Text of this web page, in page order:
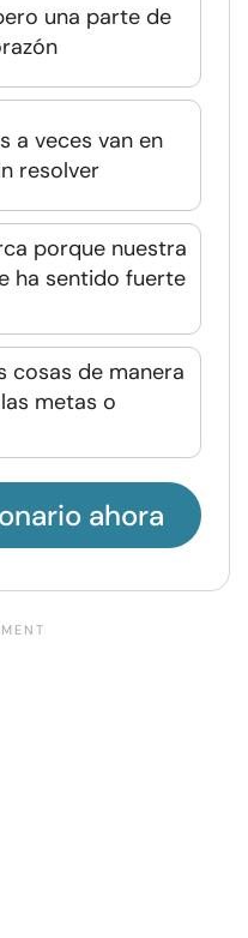
una parte de
a veces van en
resolver
porque nuestra
ha sentido fuerte
cosas de manera
metas o
ahora